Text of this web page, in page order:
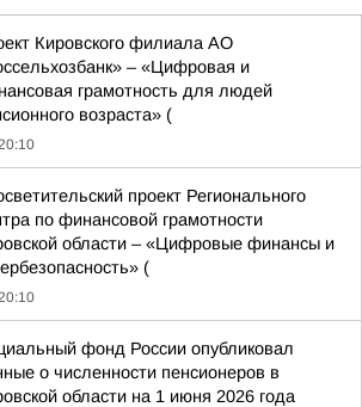
Кировского филиала АО
– «Цифровая и
грамотность для людей
возраста» (
проект Регионального
по финансовой грамотности
области – «Цифровые финансы и
(
фонд России опубликовал
о численности пенсионеров в
области на 1 июня 2026 года